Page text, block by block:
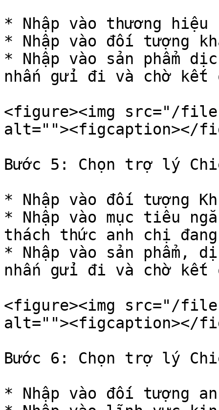
* Nhập vào thương hiệu
* Nhập vào đối tượng
* Nhập vào sản phẩm
nhấn gửi đi và chờ kết
<figure><img src="/files/
alt=""><figcaption></
Bước 5: Chọn trợ lý
* Nhập vào đối tượng
* Nhập vào mục tiêu
thách thức anh chị
* Nhập vào sản phẩm,
nhấn gửi đi và chờ kết
<figure><img src="/files/
alt=""><figcaption></
Bước 6: Chọn trợ lý
* Nhập vào đối tượng